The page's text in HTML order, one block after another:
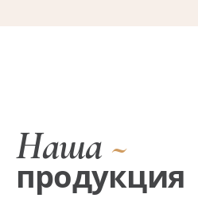
Наша ~
продукция